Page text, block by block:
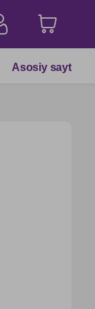
Asosiy sayt